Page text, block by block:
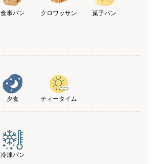
食事パン クロワッサン 菓子パン
夕食 ティータイム
冷凍パン